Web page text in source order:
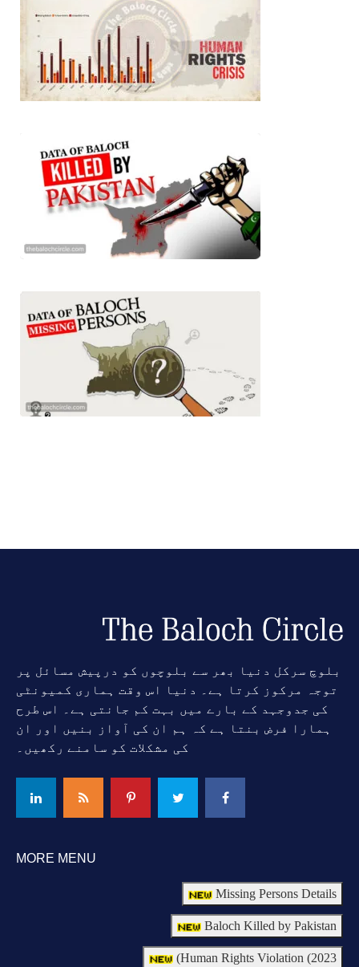
بلوچ سرکل دنیا بھر سے بلوچوں کو درپیش مسائل پر
توجہ مرکوز کرتا ہے۔ دنیا اس وقت ہماری کمیونٹی
کی جدوجہد کے بارے میں بہت کم جانتی ہے۔ اس طرح
ہمارا فرض بنتا ہے کہ ہم ان کی آواز بنیں اور ان
کی مشکلات کو سامنے رکھیں۔
MORE MENU
Missing Persons Details
Baloch Killed by Pakistan
Human Rights Violation (2023)